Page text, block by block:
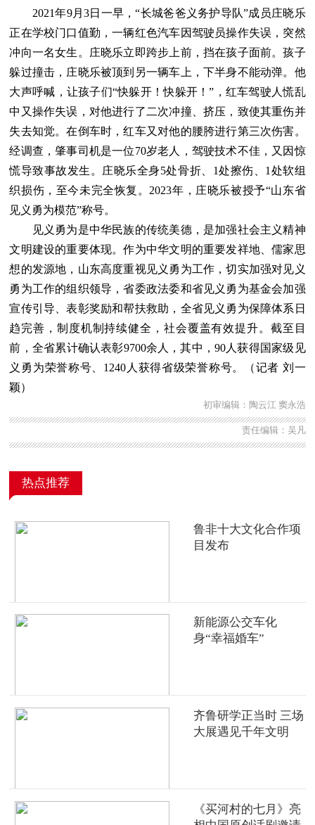
2021年9月3日一早，“长城爸爸义务护导队”成员庄晓乐
正在学校门口值勤，一辆红色汽车因驾驶员操作失误，突然
冲向一名女生。庄晓乐立即跨步上前，挡在孩子面前。孩子
躲过撞击，庄晓乐被顶到另一辆车上，下半身不能动弹。他
大声呼喊，让孩子们“快躲开！快躲开！”，红车驾驶人慌乱
中又操作失误，对他进行了二次冲撞、挤压，致使其重伤并
失去知觉。在倒车时，红车又对他的腰胯进行第三次伤害。
经调查，肇事司机是一位70岁老人，驾驶技术不佳，又因惊
慌导致事故发生。庄晓乐全身5处骨折、1处擦伤、1处软组
织损伤，至今未完全恢复。2023年，庄晓乐被授予“山东省
见义勇为模范”称号。
见义勇为是中华民族的传统美德，是加强社会主义精神
文明建设的重要体现。作为中华文明的重要发祥地、儒家思
想的发源地，山东高度重视见义勇为工作，切实加强对见义
勇为工作的组织领导，省委政法委和省见义勇为基金会加强
宣传引导、表彰奖励和帮扶救助，全省见义勇为保障体系日
趋完善，制度机制持续健全，社会覆盖有效提升。截至目
前，全省累计确认表彰9700余人，其中，90人获得国家级见
义勇为荣誉称号、1240人获得省级荣誉称号。（记者 刘一
颖）
初审编辑：陶云江 窦永浩
责任编辑：吴凡
热点推荐
鲁非十大文化合作项
目发布
新能源公交车化
身“幸福婚车”
齐鲁研学正当时 三场
大展遇见千年文明
《买河村的七月》亮